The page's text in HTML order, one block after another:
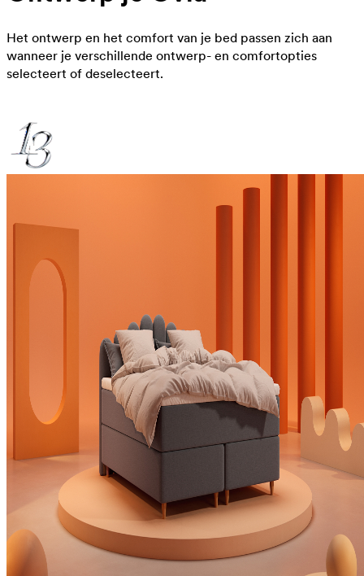
Het ontwerp en het comfort van je bed passen zich aan
wanneer je verschillende ontwerp- en comfortopties
selecteert of deselecteert.